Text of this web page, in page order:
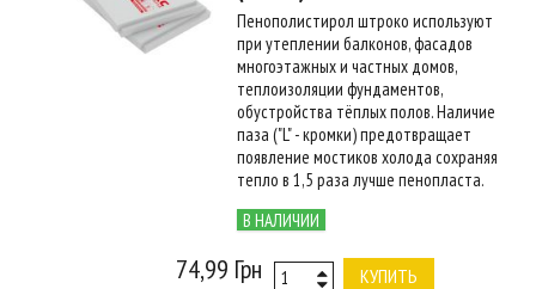
Пенополистирол штроко используют
при утеплении балконов, фасадов
многоэтажных и частных домов,
теплоизоляции фундаментов,
обустройства тёплых полов. Наличие
паза ("L" - кромки) предотвращает
появление мостиков холода сохраняя
тепло в 1,5 раза лучше пенопласта.
В НАЛИЧИИ
74,99 Грн КУПИТЬ